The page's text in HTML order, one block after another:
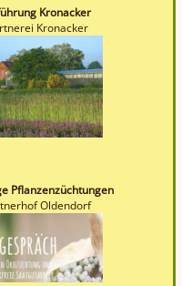
Kronacker
Kronacker
Pflanzenzüchtungen
Oldendorf